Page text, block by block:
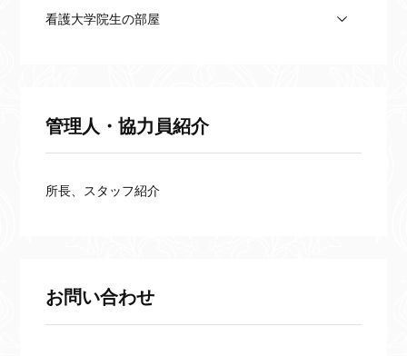
看護大学院生の部屋
管理人・協力員紹介
所長、スタッフ紹介
お問い合わせ